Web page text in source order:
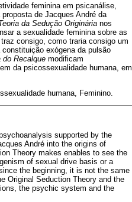
feminina em psicanálise,
de Jacques André da
da Sedução Originária nos
a sexualidade feminina sobre as
consigo, como traria consigo um
exógena da pulsão
do Recalque modificam
da psicossexualidade humana, em
humana, Feminino.
supported by the
André into the origins of
Theory makes enables to see the
of sexual drive basis or a
the beginning, it is not the same
Original Seduction Theory and the
the psychic system and the